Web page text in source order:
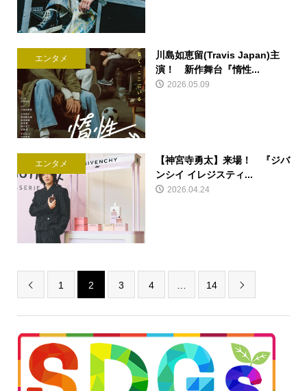
エンタメ
川島如恵留(Travis Japan)主
演！ 新作舞台『惰性...
2026.05.09
エンタメ
【神宮寺勇太】来場！ 『ジバ
ンシイ イレジスティ...
2026.04.24
 1 2 3 4 14 